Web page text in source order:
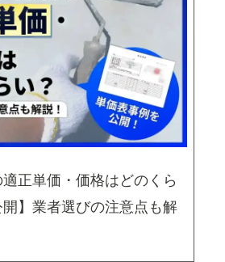
正単価・価格はどのくら
】業者選びの注意点も解